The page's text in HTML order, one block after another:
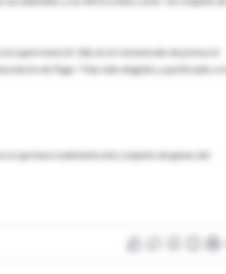
supervivencia", dijo en el comunicado de prensa el
de Page. "Han sido elegidos y purificados a
lo que hace realmente este conjunto de genes del